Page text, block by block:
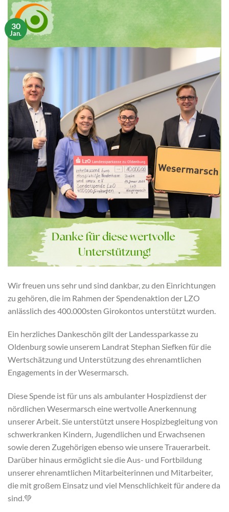
30
Jan.
Wir freuen uns sehr und sind dankbar, zu den Einrichtungen
zu gehören, die im Rahmen der Spendenaktion der LZO
anlässlich des 400.000sten Girokontos unterstützt wurden.
Ein herzliches Dankeschön gilt der Landessparkasse zu
Oldenburg sowie unserem Landrat Stephan Siefken für die
Wertschätzung und Unterstützung des ehrenamtlichen
Engagements in der Wesermarsch.
Diese Spende ist für uns als ambulanter Hospizdienst der
nördlichen Wesermarsch eine wertvolle Anerkennung
unserer Arbeit. Sie unterstützt unsere Hospizbegleitung von
schwerkranken Kindern, Jugendlichen und Erwachsenen
sowie deren Zugehörigen ebenso wie unsere Trauerarbeit.
Darüber hinaus ermöglicht sie die Aus- und Fortbildung
unserer ehrenamtlichen Mitarbeiterinnen und Mitarbeiter,
die mit großem Einsatz und viel Menschlichkeit für andere da
sind.💚